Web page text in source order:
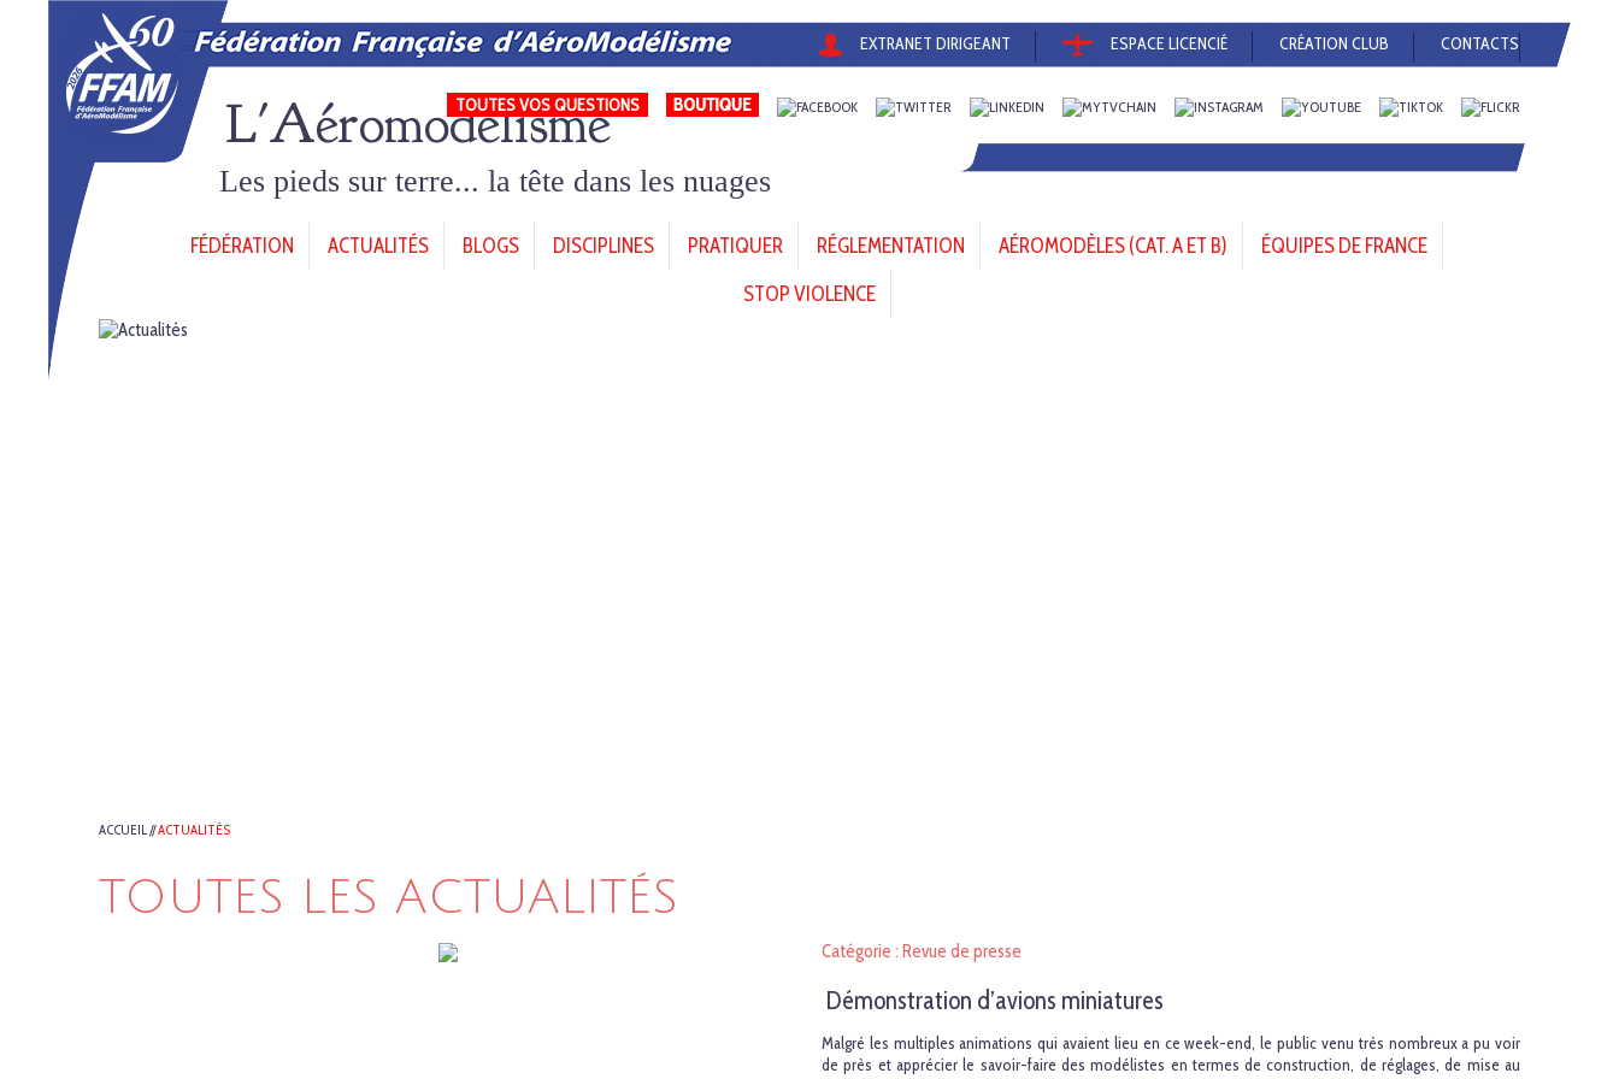
EXTRANET DIRIGEANT ESPACE LICENCIÉ CRÉATION CLUB CONTACTS
TOUTES VOS QUESTIONS
L'Aéromodélisme
Les pieds sur terre... la tête dans les nuages
FÉDÉRATION ACTUALITÉS BLOGS DISCIPLINES PRATIQUER RÉGLEMENTATION AÉROMODÈLES (CAT. A ET B)
ÉQUIPES DE FRANCE
STOP VIOLENCE
ACCUEIL//ACTUALITÉS
TOUTES LES ACTUALITÉS
Catégorie : Revue de presse
Démonstration d’avions miniatures
Malgré les multiples animations qui avaient lieu en ce week-end, le public venu très nombreux a pu voir
de près et apprécier le savoir-faire des modélistes en termes de construction, de réglages, de mise au